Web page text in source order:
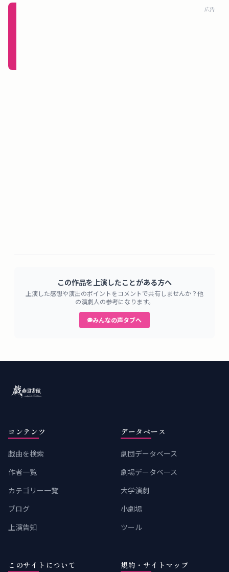
広告
この作品を上演したことがある方へ
上演した感想や演出のポイントをコメントで共有しませんか？他
の演劇人の参考になります。
みんなの声タブへ
コンテンツ
戯曲を検索
作者一覧
カテゴリー一覧
ブログ
上演告知
データベース
劇団データベース
劇場データベース
大学演劇
小劇場
ツール
このサイトについて 規約・サイトマップ